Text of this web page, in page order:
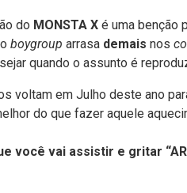
do MONSTA X é uma benção
boygroup arrasa demais nos
quando o assunto é
voltam em Julho deste ano
do que fazer aquele
você vai assistir e gritar